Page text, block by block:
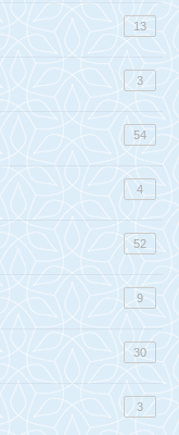
13
3
54
4
52
9
30
3